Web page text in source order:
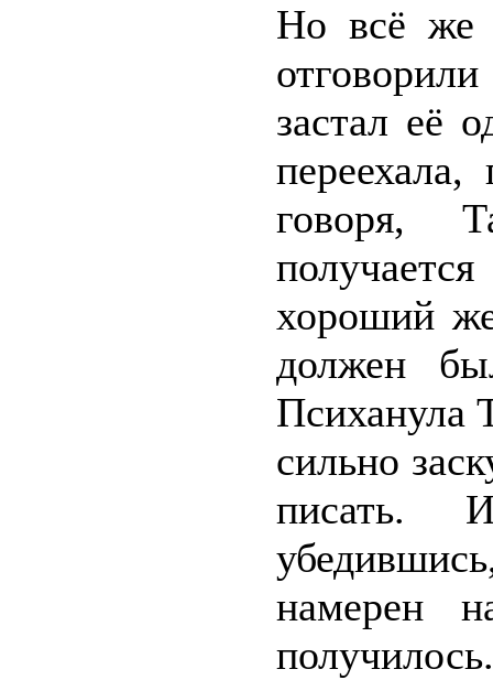
Но всё же
застал её
говоря,
хороший
должен
Психанула
сильно
писать.
намерен
получилось.